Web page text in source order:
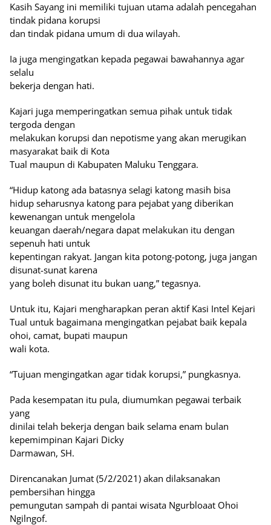
Kasih Sayang ini memiliki tujuan utama adalah pencegahan
tindak pidana korupsi
dan tindak pidana umum di dua wilayah.
Ia juga mengingatkan kepada pegawai bawahannya agar
selalu
bekerja dengan hati.
Kajari juga memperingatkan semua pihak untuk tidak
tergoda dengan
melakukan korupsi dan nepotisme yang akan merugikan
masyarakat baik di Kota
Tual maupun di Kabupaten Maluku Tenggara.
“Hidup katong ada batasnya selagi katong masih bisa
hidup seharusnya katong para pejabat yang diberikan
kewenangan untuk mengelola
keuangan daerah/negara dapat melakukan itu dengan
sepenuh hati untuk
kepentingan rakyat. Jangan kita potong-potong, juga jangan
disunat-sunat karena
yang boleh disunat itu bukan uang,” tegasnya.
Untuk itu, Kajari mengharapkan peran aktif Kasi Intel Kejari
Tual untuk bagaimana mengingatkan pejabat baik kepala
ohoi, camat, bupati maupun
wali kota.
“Tujuan mengingatkan agar tidak korupsi,” pungkasnya.
Pada kesempatan itu pula, diumumkan pegawai terbaik
yang
dinilai telah bekerja dengan baik selama enam bulan
kepemimpinan Kajari Dicky
Darmawan, SH.
Direncanakan Jumat (5/2/2021) akan dilaksanakan
pembersihan hingga
pemungutan sampah di pantai wisata Ngurbloaat Ohoi
Ngilngof.